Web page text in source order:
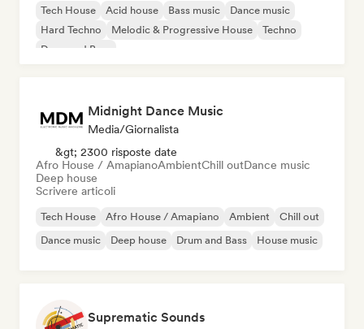
Tech House Acid house Bass music
Dance music
Hard Techno
Melodic & Progressive House
Techno
Drum and Bass
Midnight Dance Music
Media/Giornalista
&gt; 2300 risposte date
Afro House / AmapianoAmbientChill outDance music
Deep house
Scrivere articoli
Tech House Afro House / Amapiano Ambient
Chill out
Dance music
Deep house Drum and Bass House music
Suprematic Sounds